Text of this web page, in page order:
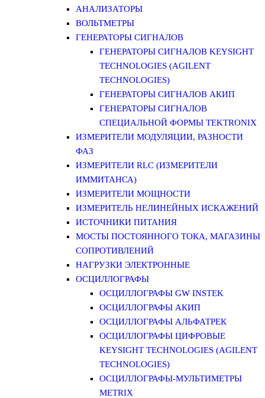
АНАЛИЗАТОРЫ
ВОЛЬТМЕТРЫ
ГЕНЕРАТОРЫ СИГНАЛОВ
ГЕНЕРАТОРЫ СИГНАЛОВ KEYSIGHT
TECHNOLOGIES (AGILENT
TECHNOLOGIES)
ГЕНЕРАТОРЫ СИГНАЛОВ АКИП
ГЕНЕРАТОРЫ СИГНАЛОВ
СПЕЦИАЛЬНОЙ ФОРМЫ TEKTRONIX
ИЗМЕРИТЕЛИ МОДУЛЯЦИИ, РАЗНОСТИ
ФАЗ
ИЗМЕРИТЕЛИ RLC (ИЗМЕРИТЕЛИ
ИММИТАНСА)
ИЗМЕРИТЕЛИ МОЩНОСТИ
ИЗМЕРИТЕЛЬ НЕЛИНЕЙНЫХ ИСКАЖЕНИЙ
ИСТОЧНИКИ ПИТАНИЯ
МОСТЫ ПОСТОЯННОГО ТОКА, МАГАЗИНЫ
СОПРОТИВЛЕНИЙ
НАГРУЗКИ ЭЛЕКТРОННЫЕ
ОСЦИЛЛОГРАФЫ
ОСЦИЛЛОГРАФЫ GW INSTEK
ОСЦИЛЛОГРАФЫ АКИП
ОСЦИЛЛОГРАФЫ АЛЬФАТРЕК
ОСЦИЛЛОГРАФЫ ЦИФРОВЫЕ
KEYSIGHT TECHNOLOGIES (AGILENT
TECHNOLOGIES)
ОСЦИЛЛОГРАФЫ-МУЛЬТИМЕТРЫ
METRIX